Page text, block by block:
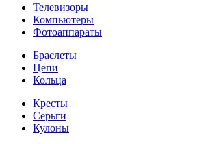
Телевизоры
Компьютеры
Фотоаппараты
Браслеты
Цепи
Кольца
Кресты
Серьги
Кулоны